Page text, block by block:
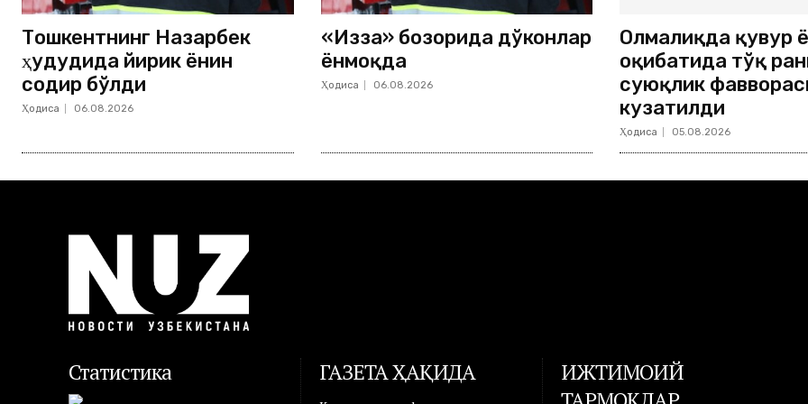
Тошкентнинг Назарбек
ҳудудида йирик ёнғин
содир бўлди
Ҳодиса 06.08.2026
«Изза» бозорида дўконлар
ёнмоқда
Ҳодиса 06.08.2026
Олмалиқда қувур
оқибатида тўқ
суюқлик
кузатилди
Ҳодиса 05.08.2026
Статистика ГАЗЕТА ҲАҚИДА
ИЖТИМОИЙ